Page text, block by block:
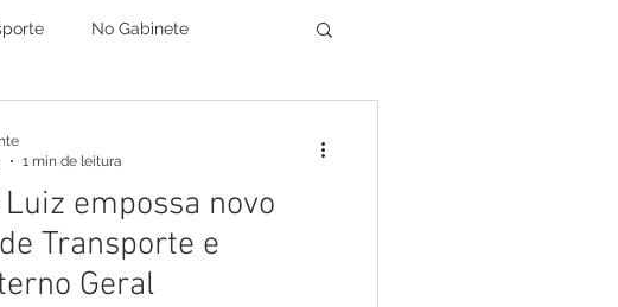
No Gabinete
Nota de Pesar Campanhas
empossa novo
Transporte e
Geral
1 min de leitura